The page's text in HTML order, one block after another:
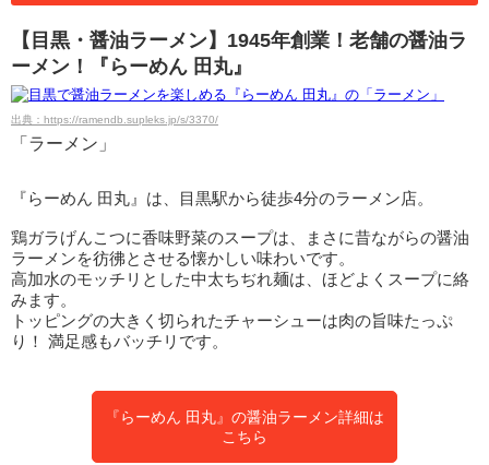
【目黒・醤油ラーメン】1945年創業！老舗の醤油ラ
ーメン！『らーめん 田丸』
出典：https://ramendb.supleks.jp/s/3370/
「ラーメン」
『らーめん 田丸』は、目黒駅から徒歩4分のラーメン店。
鶏ガラげんこつに香味野菜のスープは、まさに昔ながらの醤油
ラーメンを彷彿とさせる懐かしい味わいです。
高加水のモッチリとした中太ちぢれ麺は、ほどよくスープに絡
みます。
トッピングの大きく切られたチャーシューは肉の旨味たっぷ
り！ 満足感もバッチリです。
『らーめん 田丸』の醤油ラーメン詳細は
こちら